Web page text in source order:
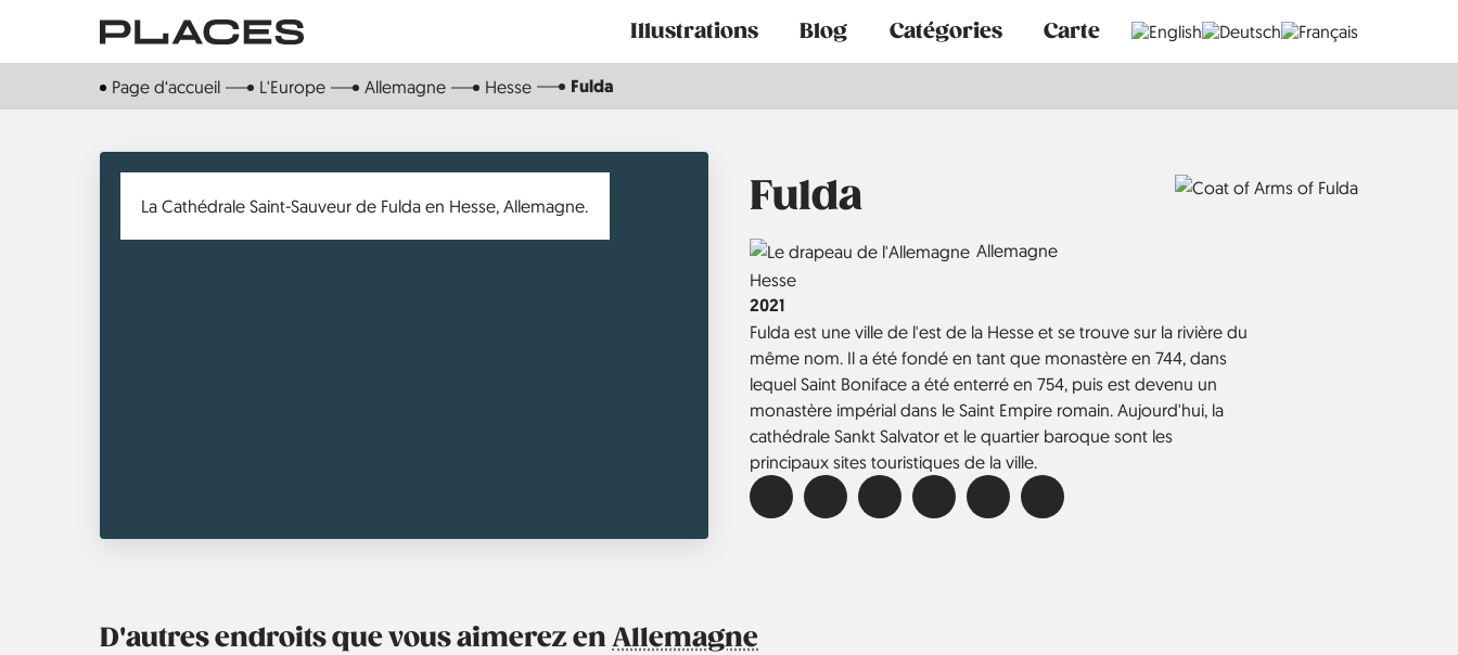
contenu
Main
navigation
Illustrations Blog Catégories Carte
Page d‘accueil L'Europe Allemagne Hesse Fulda
Fulda
Country
Allemagne
Région
Hesse
Année
2021
Fulda est une ville de l'est de la Hesse et se trouve sur la rivière du
même nom. Il a été fondé en tant que monastère en 744, dans
lequel Saint Boniface a été enterré en 754, puis est devenu un
monastère impérial dans le Saint Empire romain. Aujourd'hui, la
cathédrale Sankt Salvator et le quartier baroque sont les
principaux sites touristiques de la ville.
D'autres endroits que vous aimerez en Allemagne